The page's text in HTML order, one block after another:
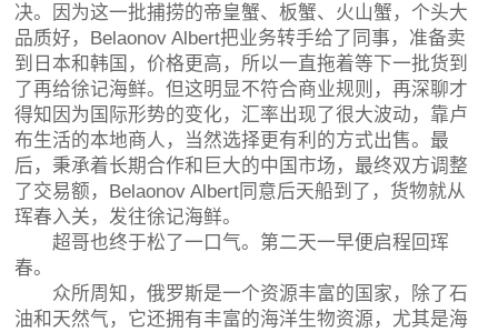
决。因为这一批捕捞的帝皇蟹、板蟹、火山蟹，个头大
品质好，Belaonov Albert把业务转手给了同事，准备卖
到日本和韩国，价格更高，所以一直拖着等下一批货到
了再给徐记海鲜。但这明显不符合商业规则，再深聊才
得知因为国际形势的变化，汇率出现了很大波动，靠卢
布生活的本地商人，当然选择更有利的方式出售。最
后，秉承着长期合作和巨大的中国市场，最终双方调整
了交易额，Belaonov Albert同意后天船到了，货物就从
珲春入关，发往徐记海鲜。
超哥也终于松了一口气。第二天一早便启程回珲
春。
众所周知，俄罗斯是一个资源丰富的国家，除了石
油和天然气，它还拥有丰富的海洋生物资源，尤其是海